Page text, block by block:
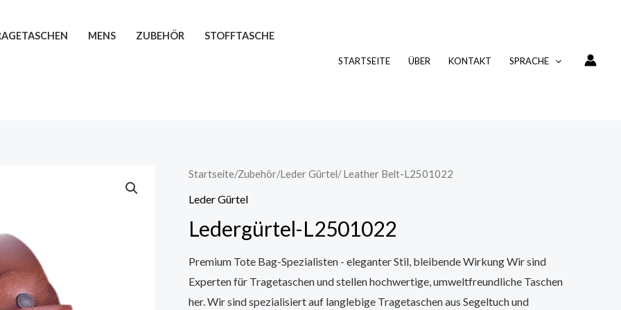
MENS ZUBEHÖR STOFFTASCHE
STARTSEITE ÜBER KONTAKT SPRACHE
Startseite/Zubehör/Leder Gürtel/ Leather Belt-L2501022
Leder Gürtel
Ledergürtel-L2501022
Premium Tote Bag-Spezialisten - eleganter Stil, bleibende Wirkung Wir sind
Experten für Tragetaschen und stellen hochwertige, umweltfreundliche Taschen
her. Wir sind spezialisiert auf langlebige Tragetaschen aus Segeltuch und